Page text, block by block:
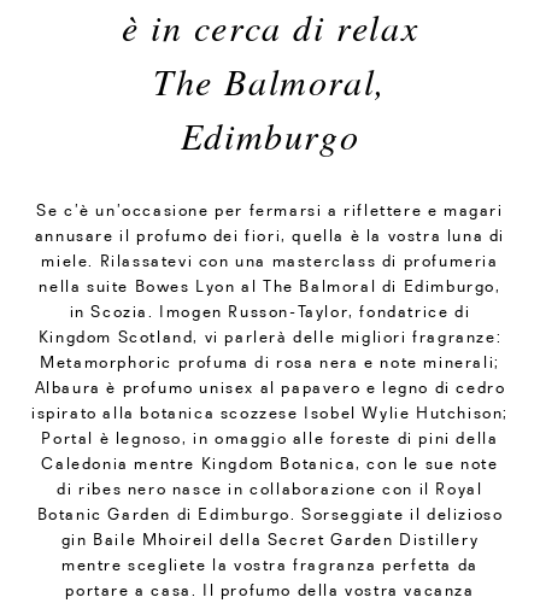
è in cerca di relax
The Balmoral,
Edimburgo
Se c’è un’occasione per fermarsi a riflettere e magari
annusare il profumo dei fiori, quella è la vostra luna di
miele. Rilassatevi con una masterclass di profumeria
nella suite Bowes Lyon al The Balmoral di Edimburgo,
in Scozia. Imogen Russon-Taylor, fondatrice di
Kingdom Scotland, vi parlerà delle migliori fragranze:
Metamorphoric profuma di rosa nera e note minerali;
Albaura è profumo unisex al papavero e legno di cedro
ispirato alla botanica scozzese Isobel Wylie Hutchison;
Portal è legnoso, in omaggio alle foreste di pini della
Caledonia mentre Kingdom Botanica, con le sue note
di ribes nero nasce in collaborazione con il Royal
Botanic Garden di Edimburgo. Sorseggiate il delizioso
gin Baile Mhoireil della Secret Garden Distillery
mentre scegliete la vostra fragranza perfetta da
portare a casa. Il profumo della vostra vacanza